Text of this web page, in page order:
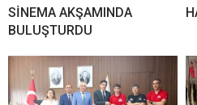
SİNEMA AKŞAMINDA
BULUŞTURDU